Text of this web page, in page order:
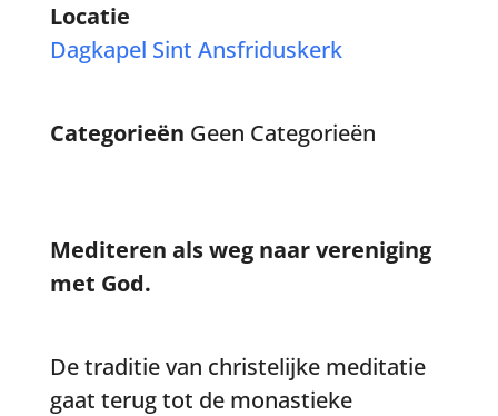
Locatie
Dagkapel Sint Ansfriduskerk
Categorieën Geen Categorieën
Mediteren als weg naar vereniging
met God.
De traditie van christelijke meditatie
gaat terug tot de monastieke